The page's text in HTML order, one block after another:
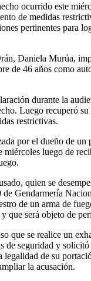
ocurrido este
de medidas
pertinentes para
Daniela Murúa,
de 46 años como
durante la
Luego recuperó
restrictivas.
por el dueño de un
miércoles luego de
quien se
de Gendarmería
de un arma de
que será objeto de
que se realice un
de seguridad y
legalidad de su
la acusación.